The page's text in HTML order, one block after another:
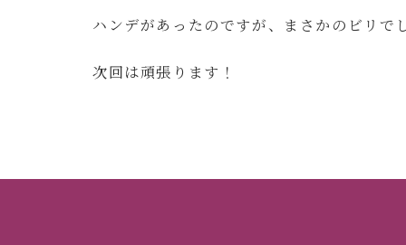
ハンデがあったのですが、まさかのビリ
次回は頑張ります！